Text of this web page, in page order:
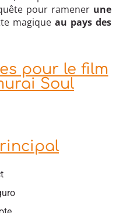
pour ramener une
magiqueau pays des
pour le film
Soul